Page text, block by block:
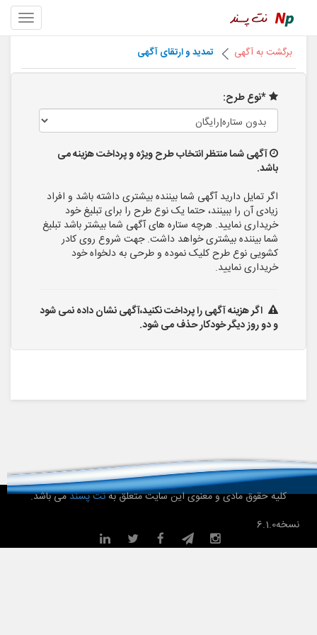
برگشت به آگهی تمدید و ارتقای آگهی
*نوع طرح:
آگهی شما منتظر انتخاب طرح ویژه و پرداخت هزینه می
باشد.
اگر تمایل دارید آگهی شما بیننده بیشتری داشته باشد و افراد
زیادی آن را ببینند، حتما یک نوع طرح را برای تبلیغ خود
خریداری نمایید. هرچه ستاره های آگهی شما بیشتر باشد تبلیغ
شما بیننده بیشتری خواهد داشت. جهت شروع روی کادر
کشویی نوع طرح کلیک نموده و طرحی به دلخواه خود
خریداری نمایید.
اگر هزینه آگهی را پرداخت نکنید،آگهی نشان داده نمی شود
و دو روز دیگر خودکار حذف می شود.
کلیه حقوق مادی و معنوی این سایت متعلق بهنت پسندمی باشد.
نسخه6.1.0